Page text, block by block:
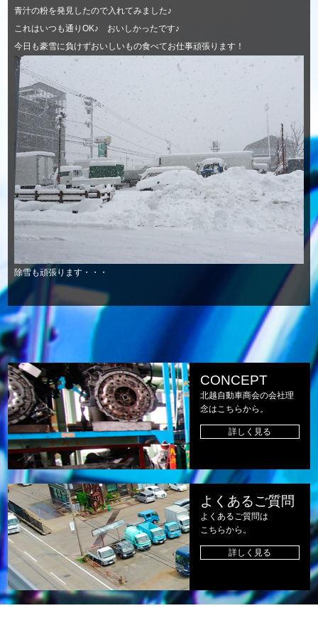
青汁の粉を発見したので入れてみました♪
これはいつも通りOK♪ おいしかったです♪
今日も豪雪に負けずおいしいもの食べてお仕事頑張ります！
除雪も頑張ります・・・
CONCEPT
北越自動車商会の会社理
念はこちらから。
詳しく見る
よくあるご質問
よくあるご質問は
こちらから。
詳しく見る